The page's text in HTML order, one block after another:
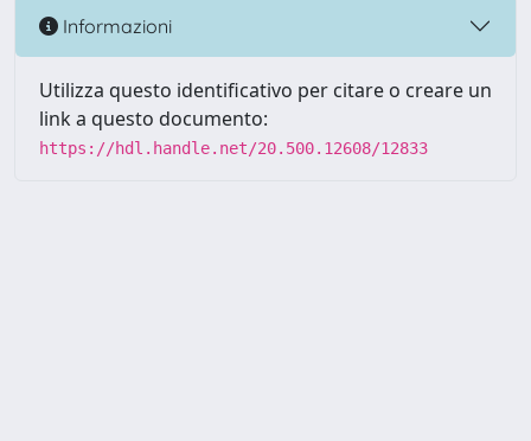
Informazioni
Utilizza questo identificativo per citare o creare un
link a questo documento:
https://hdl.handle.net/20.500.12608/12833